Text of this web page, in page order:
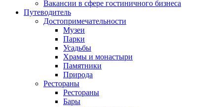
Вакансии в сфере гостиничного бизнеса
Путеводитель
Достопримечательности
Музеи
Парки
Усадьбы
Храмы и монастыри
Памятники
Природа
Рестораны
Рестораны
Бары